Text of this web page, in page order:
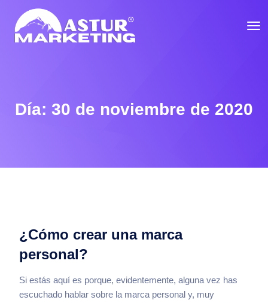
Día: 30 de noviembre de 2020
¿Cómo crear una marca
personal?
Si estás aquí es porque, evidentemente, alguna vez has
escuchado hablar sobre la marca personal y, muy